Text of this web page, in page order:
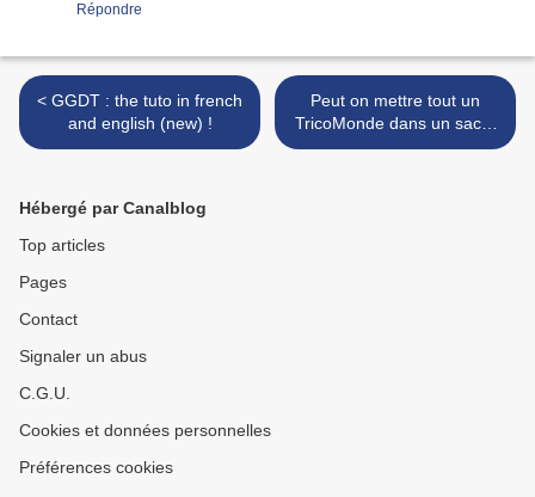
Répondre
< GGDT : the tuto in french
and english (new) !
Peut on mettre tout un
TricoMonde dans un sac ?
>
Hébergé par Canalblog
Top articles
Pages
Contact
Signaler un abus
C.G.U.
Cookies et données personnelles
Préférences cookies